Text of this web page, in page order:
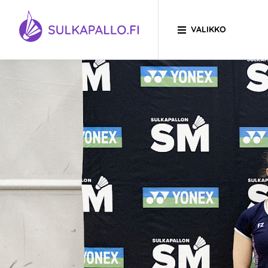
Siirry sivun sisältöön
SIIRRY ETUSIVULLE
VALIKKO